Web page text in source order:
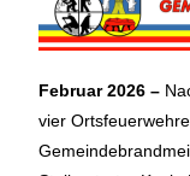
Februar 2026 –
vier